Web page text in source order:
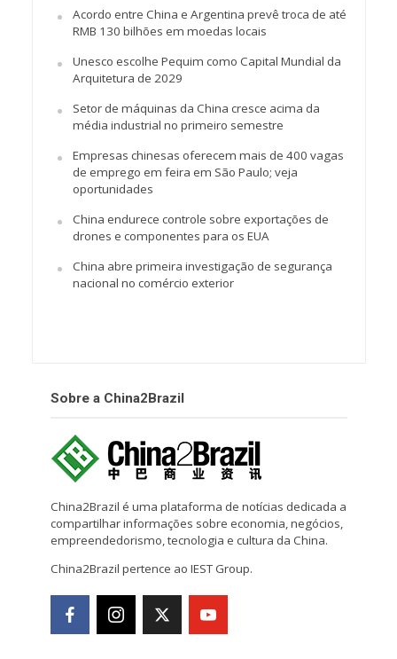
Acordo entre China e Argentina prevê troca de até
RMB 130 bilhões em moedas locais
Unesco escolhe Pequim como Capital Mundial da
Arquitetura de 2029
Setor de máquinas da China cresce acima da
média industrial no primeiro semestre
Empresas chinesas oferecem mais de 400 vagas
de emprego em feira em São Paulo; veja
oportunidades
China endurece controle sobre exportações de
drones e componentes para os EUA
China abre primeira investigação de segurança
nacional no comércio exterior
Sobre a China2Brazil
China2Brazil é uma plataforma de notícias dedicada a
compartilhar informações sobre economia, negócios,
empreendedorismo, tecnologia e cultura da China.
China2Brazil pertence ao IEST Group.